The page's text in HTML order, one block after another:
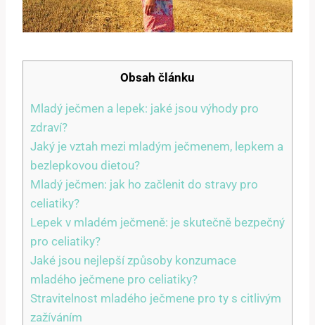
Obsah článku
Mladý ječmen a lepek: jaké jsou výhody pro
zdraví?
Jaký je vztah mezi mladým ječmenem, lepkem a
bezlepkovou dietou?
Mladý ječmen: jak ho začlenit do stravy pro
celiatiky?
Lepek v mladém ječmeně: je skutečně bezpečný
pro celiatiky?
Jaké jsou nejlepší způsoby konzumace
mladého ječmene pro celiatiky?
Stravitelnost mladého ječmene pro ty s citlivým
zažíváním